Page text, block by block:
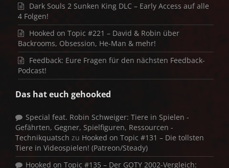
Dark Souls 2 Sunken King DLC – Early Access auf alle
4 Folgen!
Hooked on Topic #221 – David & Robin über
Backrooms, Obsession, He-Man & mehr!
Feedback: Eure Fragen für den nächsten Feedback-
Podcast!
Das hat euch gehooked
Special feat. Robin Schweiger: Tiere in Spielen -
Gefährten, Gegner, Spielfiguren, Ressourcen -
Technikquatsch zu Hooked on Topic #131 – Die tollsten
Tiere in Videospielen! (Patreon/Steady)
Hooked on Topic #135 – Der GOTY 2002-Vergleich: